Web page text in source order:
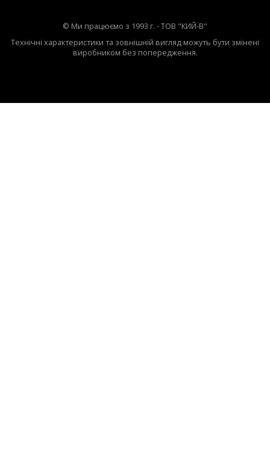
© Ми працюємо з 1993 г. - ТОВ "КИЙ-В"
Технічні характеристики та зовнішній вигляд можуть бути змінені
виробником без попередження.